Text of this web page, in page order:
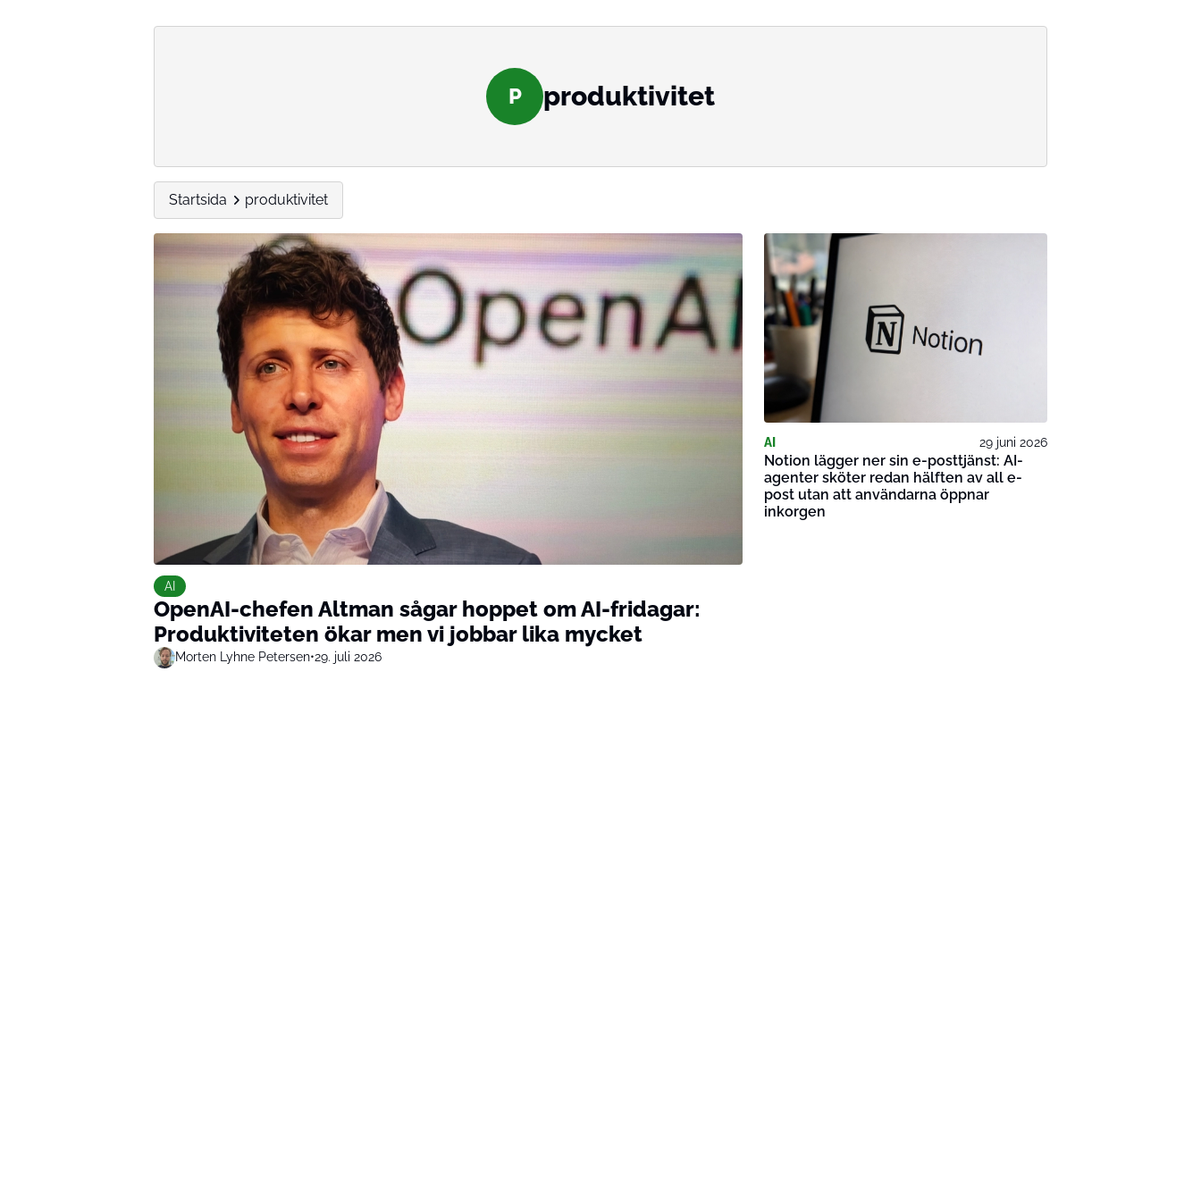
P produktivitet
Startsida produktivitet
AI
OpenAI-chefen Altman sågar hoppet om AI-fridagar:
Produktiviteten ökar men vi jobbar lika mycket
Morten Lyhne Petersen•29. juli 2026
AI 29 juni 2026
Notion lägger ner sin e-posttjänst: AI-
agenter sköter redan hälften av all e-
post utan att användarna öppnar
inkorgen